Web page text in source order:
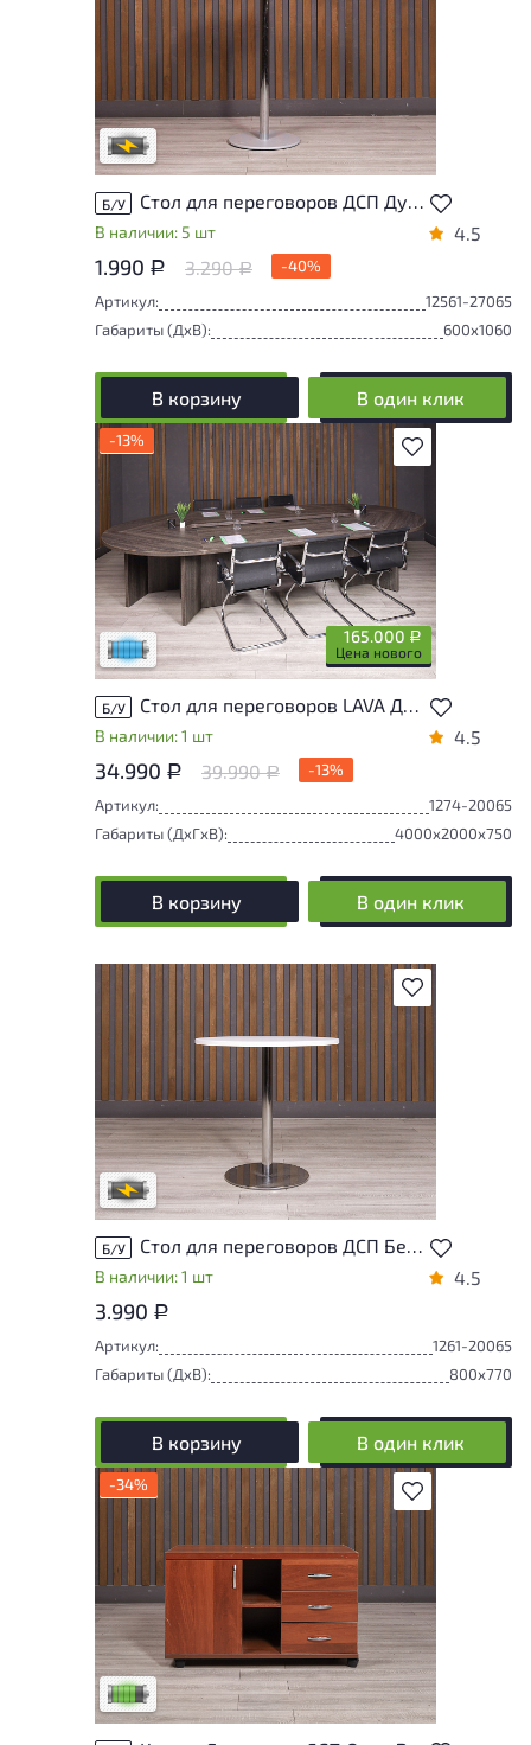
Степень износа находится на стадии
проверки. Вы можете уточнить
дополнительную информацию у
сотрудников магазина
В обработке
Б/У Стол для переговоров ДСП Дуб Россия
В наличии: 5 шт 4.5
1.990 Р 3.290Р
-40%
Артикул:
12561-27065
Габариты (ДxВ):
600x1060
В корзину В один клик
В избранное
-13%
165.000 Р
Цена нового
Состояние товара приближено к новому,
могут присутствовать незначительные
следы эксплуатации
Низкая степень износа
Б/У Стол для переговоров LAVA ДСП Ясень шимо Беларусь
В наличии: 1 шт 4.5
34.990 Р 39.990Р
-13%
Артикул:
1274-20065
Габариты (ДxГxВ):
4000x2000x750
В корзину В один клик
В избранное
Степень износа находится на стадии
проверки. Вы можете уточнить
дополнительную информацию у
сотрудников магазина
В обработке
Б/У Стол для переговоров ДСП Белый Россия
В наличии: 1 шт 4.5
3.990 Р
Артикул:
1261-20065
Габариты (ДxВ):
800x770
В корзину В один клик
В избранное
-34%
У товара присутствуют незначительные
следы эксплуатации, не влияющие на
удобство его использования
Низкая степень износа